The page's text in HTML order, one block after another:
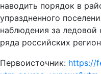
наводить порядок в
упраздненного
наблюдения за ледовой
ряда российских
Первоисточник: https://